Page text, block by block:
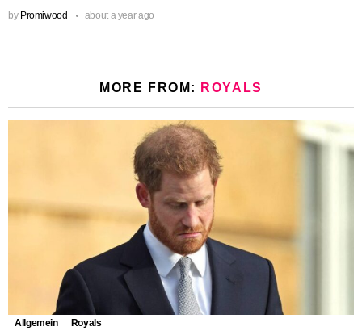
by Promiwood about a year ago
MORE FROM: ROYALS
Allgemein Royals